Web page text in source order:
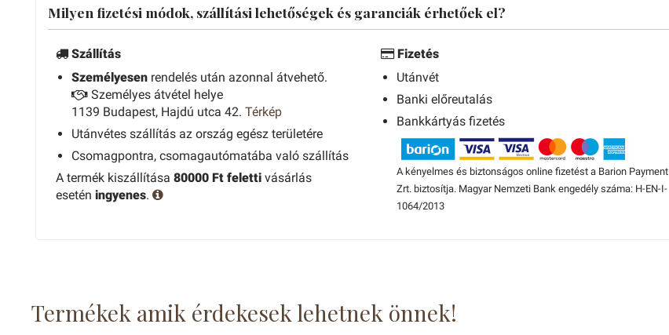
Milyen fizetési módok, szállítási lehetőségek és garanciák érhetőek el?
Szállítás
Személyesen rendelés után azonnal átvehető.
Személyes átvétel helye
1139 Budapest, Hajdú utca 42. Térkép
Utánvétes szállítás az ország egész területére
Csomagpontra, csomagautómatába való szállítás
A termék kiszállítása 80000 Ft feletti vásárlás
esetén ingyenes.
Fizetés
Utánvét
Banki előreutalás
Bankkártyás fizetés
A kényelmes és biztonságos online fizetést a Barion Payment
Zrt. biztosítja. Magyar Nemzeti Bank engedély száma: H-EN-I-
1064/2013
Termékek amik érdekesek lehetnek önnek!